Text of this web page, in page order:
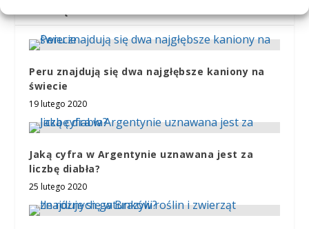
Peru znajdują się dwa najgłębsze kaniony na
świecie
19 lutego 2020
Jaką cyfra w Argentynie uznawana jest za
liczbę diabła?
25 lutego 2020